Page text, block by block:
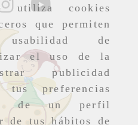
utiliza cookies
que permiten
de
el uso de la
publicidad
tus preferencias
de un perfil
de tus hábitos de